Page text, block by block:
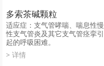
多索茶碱颗粒
适应症：支气管哮喘、喘息性慢
性支气管炎及其它支气管痉挛引
起的呼吸困难。
> 详情